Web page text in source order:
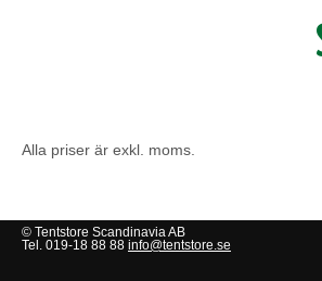
Alla priser är exkl. moms.
© Tentstore Scandinavia AB
Tel. 019-18 88 88 info@tentstore.se